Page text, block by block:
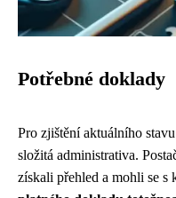
Potřebné doklady
Pro zjištění aktuálního
složitá administrativa.
získali přehled a mohli se s